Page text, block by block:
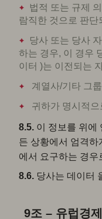
법적 또는 규제
람직한 것으로 판단
당사 또는 당사
하는 경우, 이 경우
이터 )는 이전되는
계열사/기타 그
귀하가 명시적
8.5. 이 정보를 위에
든 상황에서 엄격하
에서 요구하는 경우
8.6. 당사는 데이터
9조 – 유럽경